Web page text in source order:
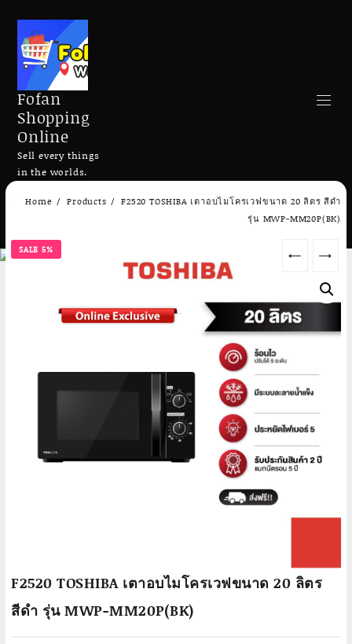
Skip
Fofan
Shopping
Online
Sell every things
in the worlds.
Search
Home Products
F2520 TOSHIBA เตาอบไมโครเวฟขนาด 20 ลิตร สีดำ
รุ่น MWP-MM20P(BK)
SALE 5% ← →
F2520 TOSHIBA เตาอบไมโครเวฟขนาด 20 ลิตร
สีดำ รุ่น MWP-MM20P(BK)
Add to cart Add to cart